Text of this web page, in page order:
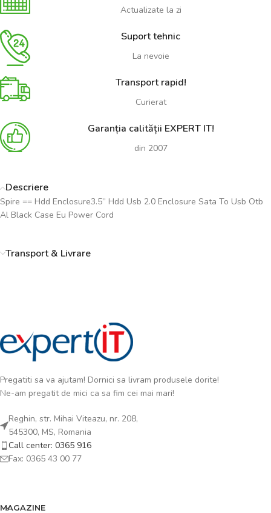
Actualizate la zi
Suport tehnic
La nevoie
Transport rapid!
Curierat
Garanția calității EXPERT IT!
din 2007
Descriere
Spire == Hdd Enclosure3.5” Hdd Usb 2.0 Enclosure Sata To Usb Otb
Al Black Case Eu Power Cord
Transport & Livrare
Pregatiti sa va ajutam! Dornici sa livram produsele dorite!
Ne-am pregatit de mici ca sa fim cei mai mari!
Reghin, str. Mihai Viteazu, nr. 208,
545300, MS, Romania
Call center: 0365 916
Fax: 0365 43 00 77
MAGAZINE